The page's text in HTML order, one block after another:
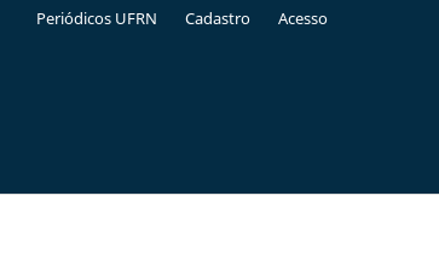
Periódicos UFRN Cadastro Acesso